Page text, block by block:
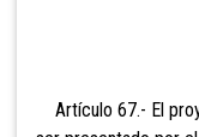
Artículo 67.- El